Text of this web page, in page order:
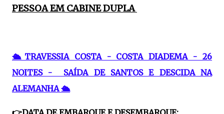
PESSOA EM CABINE DUPLA
🛳TRAVESSIA COSTA - COSTA DIADEMA - 26
NOITES - SAÍDA DE SANTOS E DESCIDA NA
ALEMANHA 🛳